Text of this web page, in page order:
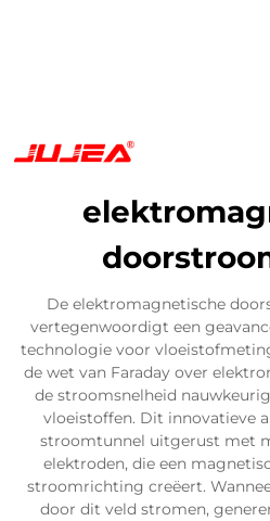
De elektromagnetische
vertegenwoordigt een
technologie voor
de wet van Faraday over
de stroomsnelheid
vloeistoffen. Dit innovatieve
stroomtunnel uitgerust met
elektroden, die een
stroomrichting creëert.
door dit veld stromen,